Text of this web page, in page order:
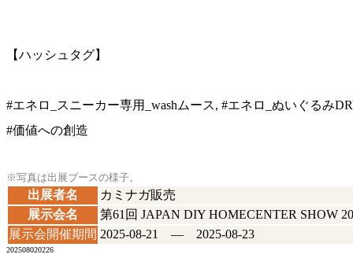
【ハッシュタグ】
#エネロ_スニーカー専用_washムース, #エネロ_ぬいぐるみ
#価値への創造
※写真は出展ブースの様子。
出展者名
カミナガ販売
展示会名
第61回 JAPAN DIY HOMECENTER SHOW
展示会開催期間 2025-08-21 ― 2025-08-23
202508020226